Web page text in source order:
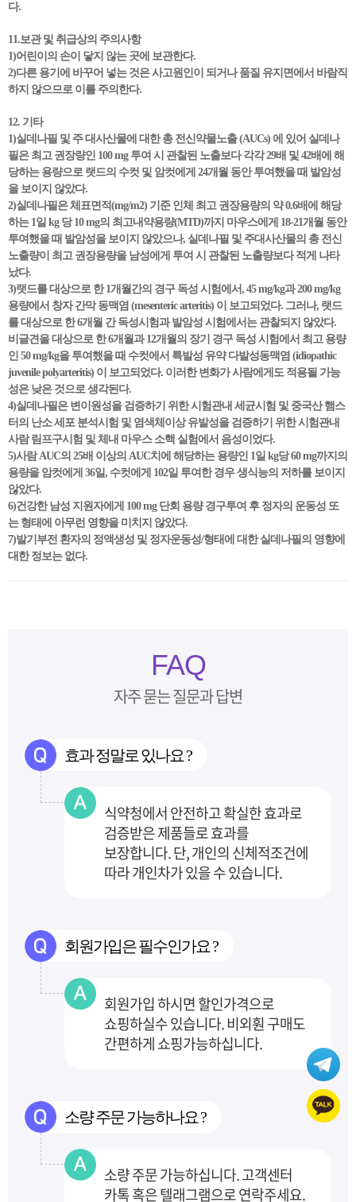
다.
11.보관 및 취급상의 주의사항
1)어린이의 손이 닿지 않는 곳에 보관한다.
2)다른 용기에 바꾸어 넣는 것은 사고원인이 되거나 품질 유지면에서 바람직
하지 않으므로 이를 주의한다.
12. 기타
1)실데나필 및 주 대사산물에 대한 총 전신약물노출 (AUCs) 에 있어 실데나
필은 최고 권장량인 100 mg 투여 시 관찰된 노출보다 각각 29배 및 42배에 해
당하는 용량으로 랫드의 수컷 및 암컷에게 24개월 동안 투여했을 때 발암성
을 보이지 않았다.
2)실데나필은 체표면적(mg/m2) 기준 인체 최고 권장용량의 약 0.6배에 해당
하는 1일 kg 당 10 mg의 최고내약용량(MTD)까지 마우스에게 18-21개월 동안
투여했을 때 발암성을 보이지 않았으나, 실데나필 및 주대사산물의 총 전신
노출량이 최고 권장용량을 남성에게 투여 시 관찰된 노출량보다 적게 나타
났다.
3)랫드를 대상으로 한 1개월간의 경구 독성 시험에서, 45 mg/kg과 200 mg/kg
용량에서 창자 간막 동맥염 (mesenteric arteritis) 이 보고되었다. 그러나, 랫드
를 대상으로 한 6개월 간 독성시험과 발암성 시험에서는 관찰되지 않았다.
비글견을 대상으로 한 6개월과 12개월의 장기 경구 독성 시험에서 최고 용량
인 50 mg/kg을 투여했을 때 수컷에서 특발성 유약 다발성동맥염 (idiopathic
juvenile polyarteritis) 이 보고되었다. 이러한 변화가 사람에게도 적용될 가능
성은 낮은 것으로 생각된다.
4)실데나필은 변이원성을 검증하기 위한 시험관내 세균시험 및 중국산 햄스
터의 난소 세포 분석시험 및 염색체이상 유발성을 검증하기 위한 시험관내
사람 림프구시험 및 체내 마우스 소핵 실험에서 음성이었다.
5)사람 AUC의 25배 이상의 AUC치에 해당하는 용량인 1일 kg당 60 mg까지의
용량을 암컷에게 36일, 수컷에게 102일 투여한 경우 생식능의 저하를 보이지
않았다.
6)건강한 남성 지원자에게 100 mg 단회 용량 경구투여 후 정자의 운동성 또
는 형태에 아무런 영향을 미치지 않았다.
7)발기부전 환자의 정액생성 및 정자운동성/형태에 대한 실데나필의 영향에
대한 정보는 없다.
FAQ
자주 묻는 질문과 답변
효과 정말로 있나요 ?
식약청에서 안전하고 확실한 효과로
검증받은 제품들로 효과를
보장합니다.단, 개인의 신체적조건에
따라 개인차가 있을 수 있습니다.
회원가입은 필수인가요 ?
회원가입 하시면 할인가격으로
쇼핑하실수 있습니다. 비외훤 구매도
간편하게 쇼핑가능하십니다.
소량 주문 가능하나요 ?
소량 주문 가능하십니다. 고객센터
카톡 혹은 텔래그램으로 연락주세요.